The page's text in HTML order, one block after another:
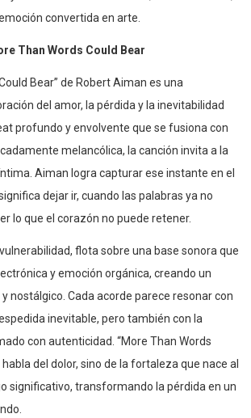
convertida en arte.
Than Words Could Bear
Bear” de Robert Aiman es una
del amor, la pérdida y la inevitabilidad
profundo y envolvente que se fusiona con
melancólica, la canción invita a la
Aiman logra capturar ese instante en el
dejar ir, cuando las palabras ya no
lo que el corazón no puede retener.
vulnerabilidad, flota sobre una base sonora que
y emoción orgánica, creando un
nostálgico. Cada acorde parece resonar con
inevitable, pero también con la
con autenticidad. “More Than Words
habla del dolor, sino de la fortaleza que nace al
significativo, transformando la pérdida en un